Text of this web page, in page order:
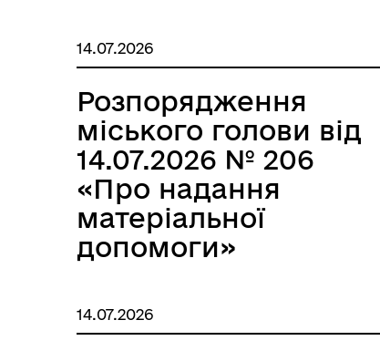
14.07.2026
Розпорядження
міського голови від
14.07.2026 № 206
«Про надання
матеріальної
допомоги»
14.07.2026